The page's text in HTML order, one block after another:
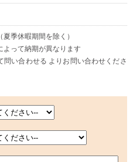
夏季休暇期間を除く）
って納期が異なります
問い合わせる よりお問い合わせくださ